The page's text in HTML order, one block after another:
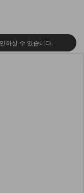
하실 수 있습니다.